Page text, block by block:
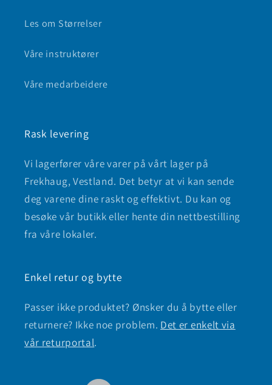
Les om Størrelser
Våre instruktører
Våre medarbeidere
Rask levering
Vi lagerfører våre varer på vårt lager på
Frekhaug, Vestland. Det betyr at vi kan sende
deg varene dine raskt og effektivt. Du kan og
besøke vår butikk eller hente din nettbestilling
fra våre lokaler.
Enkel retur og bytte
Passer ikke produktet? Ønsker du å bytte eller
returnere? Ikke noe problem. Det er enkelt via
vår returportal.